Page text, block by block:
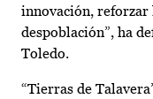
innovación,
despoblación”, ha
Toledo.
“Tierras de